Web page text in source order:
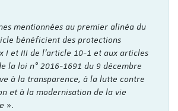
mentionnées au premier alinéa du
bénéficient des protections
I et III de l'article 10-1 et aux articles
la loi n° 2016-1691 du 9 décembre
à la transparence, à la lutte contre
et à la modernisation de la vie
».